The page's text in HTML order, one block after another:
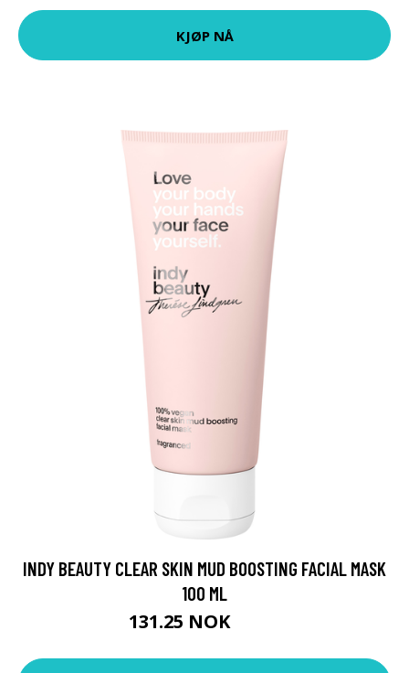
KJØP NÅ
INDY BEAUTY CLEAR SKIN MUD BOOSTING FACIAL MASK
100 ML
131.25 NOK